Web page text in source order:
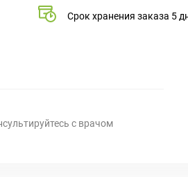
Срок хранения заказа 5
с врачом